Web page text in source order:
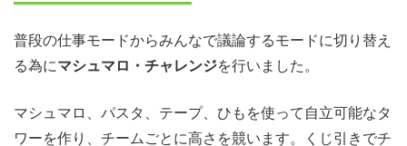
普段の仕事モードからみんなで議論するモードに切り替え
る為にマシュマロ・チャレンジを行いました。
マシュマロ、パスタ、テープ、ひもを使って自立可能なタ
ワーを作り、チームごとに高さを競います。くじ引きでチ